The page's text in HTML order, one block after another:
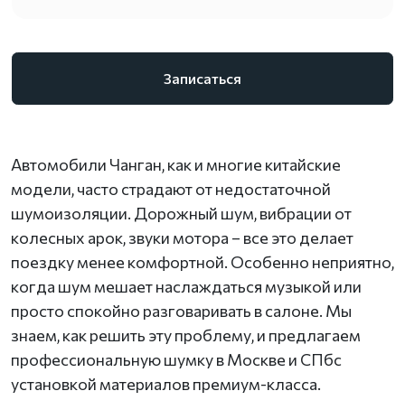
Записаться
Автомобили Чанган, как и многие китайские
модели, часто страдают от недостаточной
шумоизоляции. Дорожный шум, вибрации от
колесных арок, звуки мотора – все это делает
поездку менее комфортной. Особенно неприятно,
когда шум мешает наслаждаться музыкой или
просто спокойно разговаривать в салоне. Мы
знаем, как решить эту проблему, и предлагаем
профессиональную шумку в Москве и СПбс
установкой материалов премиум-класса.